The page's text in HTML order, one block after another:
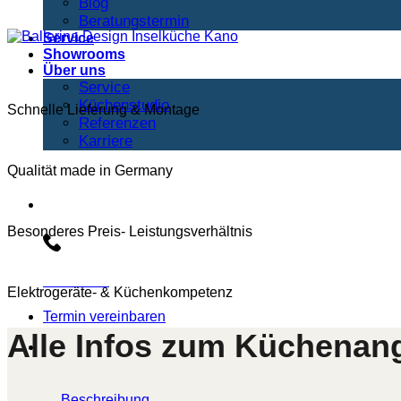
Blog
Beratungstermin
Service
Showrooms
Über uns
Service
Küchenstudio
Referenzen
Karriere
Termin vereinbaren
Schnelle Lieferung & Montage
Qualität made in Germany
Besonderes Preis- Leistungsverhältnis
Elektrogeräte- & Küchenkompetenz
Alle Infos zum